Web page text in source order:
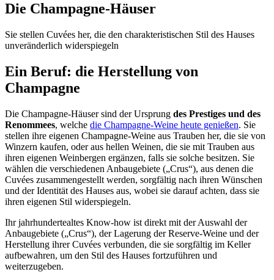
Die Champagne-Häuser
Sie stellen Cuvées her, die den charakteristischen Stil des Hauses
unveränderlich widerspiegeln
Ein Beruf: die Herstellung von
Champagne
Die Champagne-Häuser sind der Ursprung des Prestiges und des
Renommees, welche die Champagne-Weine heute genießen. Sie
stellen ihre eigenen Champagne-Weine aus Trauben her, die sie von
Winzern kaufen, oder aus hellen Weinen, die sie mit Trauben aus
ihren eigenen Weinbergen ergänzen, falls sie solche besitzen. Sie
wählen die verschiedenen Anbaugebiete („Crus“), aus denen die
Cuvées zusammengestellt werden, sorgfältig nach ihren Wünschen
und der Identität des Hauses aus, wobei sie darauf achten, dass sie
ihren eigenen Stil widerspiegeln.
Ihr jahrhundertealtes Know-how ist direkt mit der Auswahl der
Anbaugebiete („Crus“), der Lagerung derReserve-Weine und der
Herstellung ihrerCuvées verbunden, die sie sorgfältig im Keller
aufbewahren, um den Stil des Hauses fortzuführen und
weiterzugeben.